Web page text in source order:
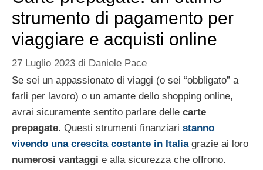
strumento di pagamento per
viaggiare e acquisti online
27 Luglio 2023 di Daniele Pace
Se sei un appassionato di viaggi (o sei “obbligato” a
farli per lavoro) o un amante dello shopping online,
avrai sicuramente sentito parlare delle carte
prepagate. Questi strumenti finanziari stanno
vivendo una crescita costante in Italiagrazie ai loro
numerosi vantaggi e alla sicurezza che offrono.